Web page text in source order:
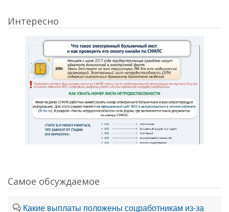
Интересно
Самое обсуждаемое
Какие выплаты положены соцработникам из-за